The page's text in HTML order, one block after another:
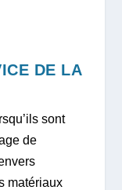
DE LA
sont
de
matériaux